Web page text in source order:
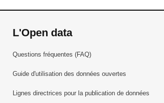
L'Open data
Questions fréquentes (FAQ)
Guide d'utilisation des données ouvertes
Lignes directrices pour la publication de données